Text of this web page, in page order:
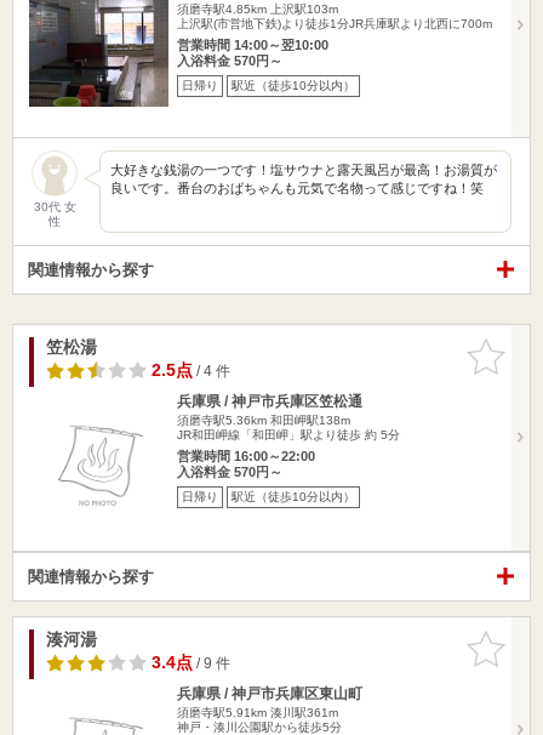
須磨寺駅4.85km
上沢駅103m
上沢駅(市営地下鉄)より徒歩1分JR兵庫駅より北西に700m
営業時間 14:00～翌10:00
入浴料金 570円～
日帰り 駅近（徒歩10分以内）
30代 女
性
大好きな銭湯の一つです！塩サウナと露天風呂が最高！お湯質が
良いです。番台のおばちゃんも元気で名物って感じですね！笑
関連情報から探す
お気に入
りに追加
笠松湯
2.5点/ 4 件
兵庫県 / 神戸市兵庫区笠松通
須磨寺駅5.36km 和田岬駅138m
JR和田岬線「和田岬」駅より徒歩 約 5分
営業時間 16:00～22:00
入浴料金 570円～
日帰り 駅近（徒歩10分以内）
関連情報から探す
お気に入
りに追加
湊河湯
3.4点/ 9 件
兵庫県 / 神戸市兵庫区東山町
須磨寺駅5.91km 湊川駅361m
神戸・湊川公園駅から徒歩5分